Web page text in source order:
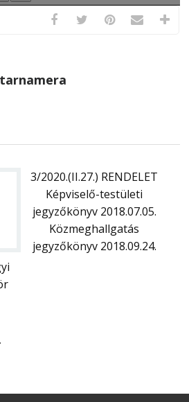
3/2020.(II.27.) RENDELET
Képviselő-testületi
jegyzőkönyv 2018.07.05.
Közmeghallgatás
jegyzőkönyv 2018.09.24.